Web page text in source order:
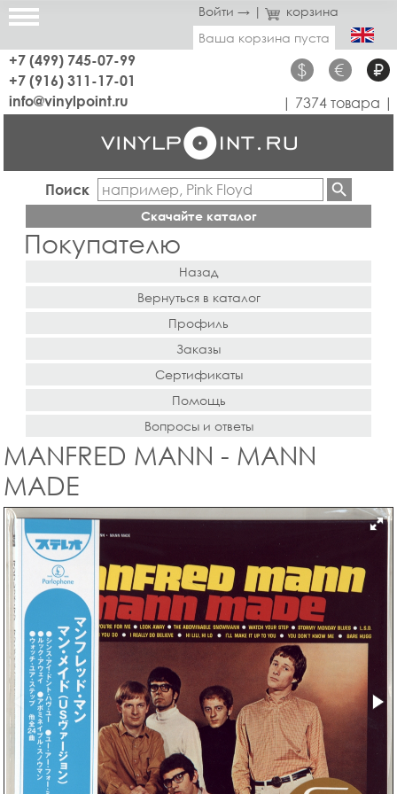
Войти → |
корзина
Ваша корзина пуста
+7 (499) 745-07-99
+7 (916) 311-17-01
$ € ₽
info@vinylpoint.ru | 7374 товара |
Поиск
Скачайте каталог
Покупателю
Назад
Вернуться в каталог
Профиль
Заказы
Сертификаты
Помощь
Вопросы и ответы
MANFRED MANN - MANN
MADE